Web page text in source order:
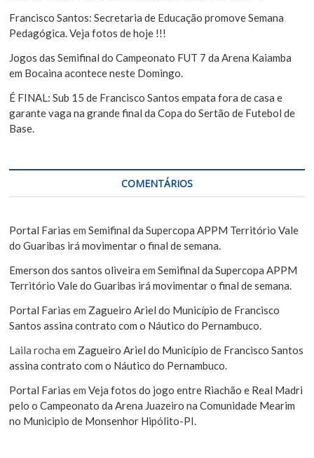
Francisco Santos: Secretaria de Educação promove Semana
Pedagógica. Veja fotos de hoje !!!
Jogos das Semifinal do Campeonato FUT 7 da Arena Kaiamba
em Bocaina acontece neste Domingo.
É FINAL: Sub 15 de Francisco Santos empata fora de casa e
garante vaga na grande final da Copa do Sertão de Futebol de
Base.
COMENTÁRIOS
Portal Farias emSemifinal da Supercopa APPM Território Vale
do Guaribas irá movimentar o final de semana.
Emerson dos santos oliveira emSemifinal da Supercopa APPM
Território Vale do Guaribas irá movimentar o final de semana.
Portal Farias em Zagueiro Ariel do Município de Francisco
Santos assina contrato com o Náutico do Pernambuco.
Laila rocha em Zagueiro Ariel do Município de Francisco Santos
assina contrato com o Náutico do Pernambuco.
Portal Farias emVeja fotos do jogo entre Riachão e Real Madri
pelo o Campeonato da Arena Juazeiro na Comunidade Mearim
no Municipio de Monsenhor Hipólito-PI.